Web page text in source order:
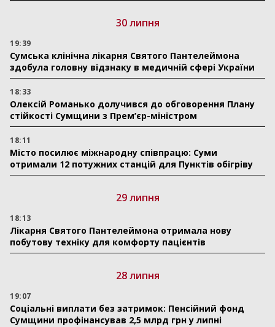
30 липня
19:39
Сумська клінічна лікарня Святого Пантелеймона
здобула головну відзнаку в медичній сфері України
18:33
Олексій Романько долучився до обговорення Плану
стійкості Сумщини з Прем’єр-міністром
18:11
Місто посилює міжнародну співпрацю: Суми
отримали 12 потужних станцій для Пунктів обігріву
29 липня
18:13
Лікарня Святого Пантелеймона отримала нову
побутову техніку для комфорту пацієнтів
28 липня
19:07
Соціальні виплати без затримок: Пенсійний фонд
Сумщини профінансував 2,5 млрд грн у липні